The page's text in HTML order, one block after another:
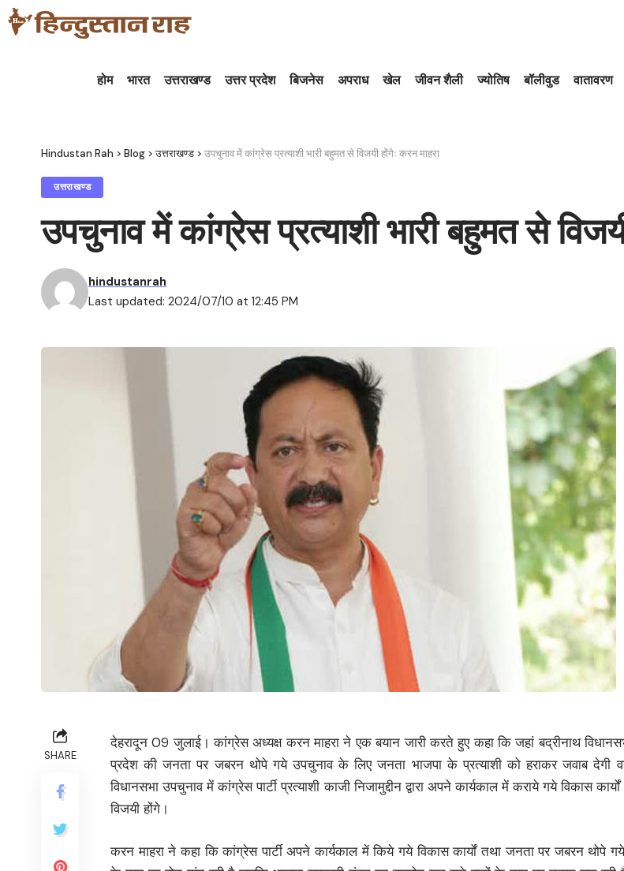
होम भारत उत्तराखण्ड उत्तर प्रदेश बिजनेस अपराध खेल जीवन शैली ज्योतिष बॉलीवुड वातावरण
Hindustan Rah > Blog >उत्तराखण्ड > उपचुनाव में कांग्रेस प्रत्याशी भारी बहुमत से विजयी होंगेः करन माहरा
उत्तराखण्ड
उपचुनाव में कांग्रेस प्रत्याशी भारी बहुमत से
Last updated: 2024/07/10 at 12:45 PM
hindustanrah
SHARE
देहरादून 09 जुलाई। कांग्रेस अध्यक्ष करन माहरा ने एक बयान जारी करते हुए कहा कि जहां बद्रीनाथ
प्रदेश की जनता पर जबरन थोपे गये उपचुनाव के लिए जनता भाजपा के प्रत्याशी को हराकर जवाब देगी
विधानसभा उपचुनाव में कांग्रेस पार्टी प्रत्याशी काजी निजामुद्दीन द्वारा अपने कार्यकाल में कराये गये विकास
विजयी होंगे।
करन माहरा ने कहा कि कांग्रेस पार्टी अपने कार्यकाल में किये गये विकास कार्यों तथा जनता पर जबरन थोपे